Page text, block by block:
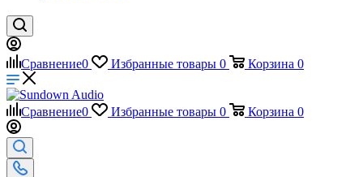
Сравнение0 Избранные товары 0 Корзина 0
Сравнение0 Избранные товары 0 Корзина 0